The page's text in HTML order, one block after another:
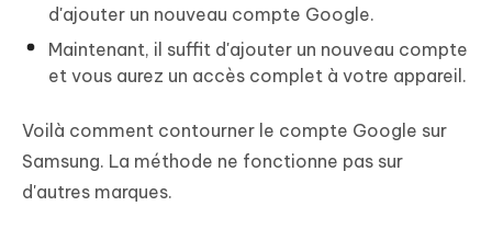
d'ajouter un nouveau compte Google.
Maintenant, il suffit d'ajouter un nouveau compte
et vous aurez un accès complet à votre appareil.
Voilà comment contourner le compte Google sur
Samsung. La méthode ne fonctionne pas sur
d'autres marques.